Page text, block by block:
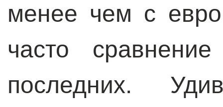
менее чем с
часто
последних.